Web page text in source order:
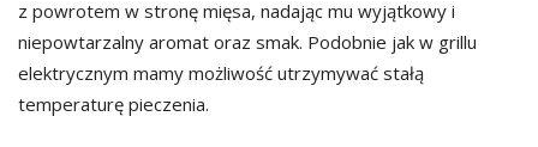
z powrotem w stronę mięsa, nadając mu wyjątkowy i
niepowtarzalny aromat oraz smak. Podobnie jak w grillu
elektrycznym mamy możliwość utrzymywać stałą
temperaturę pieczenia.